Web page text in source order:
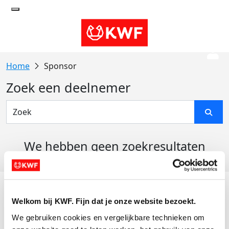
Welkom bij KWF. Fijn dat je onze website bezoekt.
We gebruiken cookies en vergelijkbare technieken om
Sponsor
Zoek een deelnemer
We hebben geen zoekresultaten
Actiematerialen
Evenementen